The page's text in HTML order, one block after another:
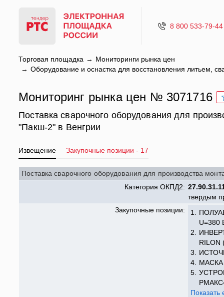
8 800 533-79-44
Торговая площадка
Мониторинги рынка цен
Оборудование и оснастка для восстановления литьем,
Мониторинг рынка цен № 3071716
Поставка сварочного оборудования для
"Пакш-2" в Венгрии
Извещение Закупочные позиции - 17
Поставка сварочного оборудования для производства
Категория ОКПД2:
твердым
Закупочные позиции:
1.
U=380
2.
3.
4.
МАСКА
5.
Показать